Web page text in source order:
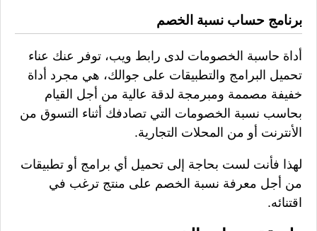
برنامج حساب نسبة الخصم
أداة حاسبة الخصومات لدى رابط ويب، توفر عنك عناء
تحميل البرامج والتطبيقات على جوالك، هي مجرد أداة
خفيفة مصممة ومبرمجة لدقة عالية من أجل القيام
بحاسب نسبة الخصومات التي تصادفك أثناء التسوق من
الأنترنت أو من المحلات التجارية.
لهذا فأنت لست بحاجة إلى تحميل أي برامج أو تطبيقات
من أجل معرفة نسبة الخصم على منتج ترغب في
اقتنائه.